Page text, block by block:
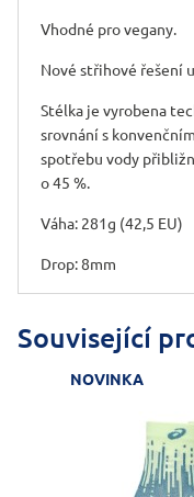
Vhodné pro vegany.
Nové střihové řešení
Stélka je vyrobena
srovnání s
spotřebu vody
o 45 %.
Váha: 281g (42,5 EU)
Drop: 8mm
Související
NOVINKA